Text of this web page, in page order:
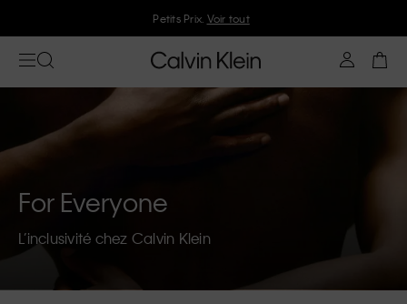
Petits Prix. Voir tout
For Everyone
L’inclusivité chez Calvin Klein